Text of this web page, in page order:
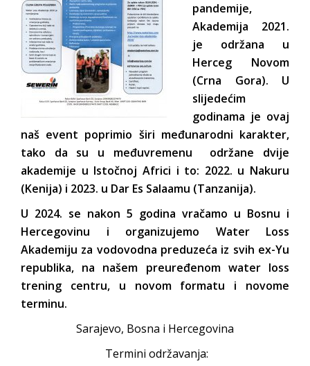
pandemije,
Akademija 2021.
je održana u
Herceg Novom
(Crna Gora). U
slijedećim
godinama je ovaj
naš event poprimio širi međunarodni karakter,
tako da su u međuvremenu održane dvije
akademije u Istočnoj Africi i to: 2022. u Nakuru
(Kenija) i 2023. u Dar Es Salaamu (Tanzanija).
U 2024. se nakon 5 godina vračamo u Bosnu i
Hercegovinu i organizujemo Water Loss
Akademiju za vodovodna preduzeća iz svih ex-Yu
republika, na našem preuređenom water loss
trening centru, u novom formatu i novome
terminu.
Sarajevo, Bosna i Hercegovina
Termini održavanja: